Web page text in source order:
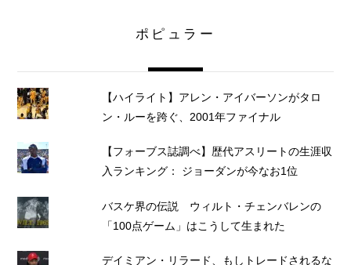
ポピュラー
【ハイライト】アレン・アイバーソンがタロ
ン・ルーを跨ぐ、2001年ファイナル
【フォーブス誌調べ】歴代アスリートの生涯収
入ランキング： ジョーダンが今なお1位
バスケ界の伝説 ウィルト・チェンバレンの
「100点ゲーム」はこうして生まれた
デイミアン・リラード、もしトレードされるな